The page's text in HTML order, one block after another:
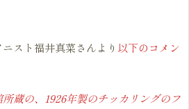
スト福井真菜さんより 以下のコメン
蔵の、1926年製のチッカリングのフ